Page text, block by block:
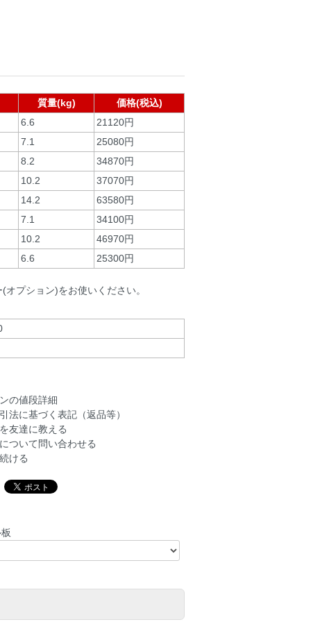
質量(kg)
価格(税込)
6.6
21120円
7.1
25080円
8.2
34870円
10.2
37070円
14.2
63580円
7.1
34100円
10.2
46970円
6.6
25300円
プション)をお使いください。
の値段詳細
法に基づく表記（返品等）
友達に教える
ついて問い合わせる
ける